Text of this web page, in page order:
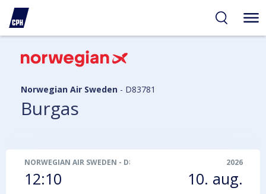
Norwegian Air Sweden - D83781
Burgas
NORWEGIAN AIR SWEDEN - D83781
12:10
2026
10. aug.